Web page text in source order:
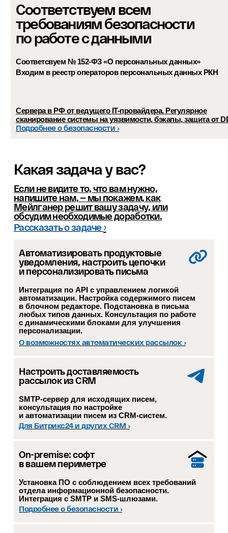
Сервера в РФ от ведущего IT-провайдера. Регулярное
сканирование системы на уязвимости, бэкапы, защита от
Подробнее о безопасности ›
Соответствуем всем
требованиям безопасности
по работе с данными
Соответсвуем № 152-ФЗ «О персональных данных»
Входим в реестр операторов персональных данных РКН
Какая задача у вас?
Если не видите то, что вам нужно,
напишите нам, — мы покажем, как
Мейлганер решит вашу задачу, или
обсудим необходимые доработки.
Рассказать о задаче ›
Установка ПО с соблюдением всех требований
отдела информационной безопасности.
Интеграция с SMTP и SMS-шлюзами.
On-premise: софт
в вашем периметре
Настроить доставляемость
рассылок из CRM
Интеграция по API с управлением логикой
автоматизации. Настройка содержимого писем
в блочном редакторе. Подстановка в письма
любых типов данных. Консультация по работе
с динамическими блоками для улучшения
персонализации.
SMTP-сервер для исходящих писем,
консультация по настройке
и автоматизации писем из CRM-систем.
Автоматизировать продуктовые
уведомления, настроить цепочки
и персонализировать письма
О возможностях автоматических рассылок ›
Для Битрикс24 и других CRM ›
Подробнее о безопасности ›